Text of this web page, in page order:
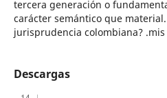
tercera generación o
carácter semántico que
jurisprudencia colombiana?
Descargas